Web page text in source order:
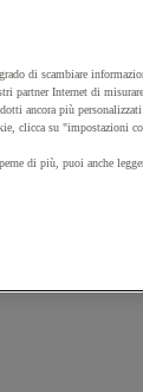
di scambiare
partner Internet di
ancora più
clicca su "impostazioni
di più, puoi anche